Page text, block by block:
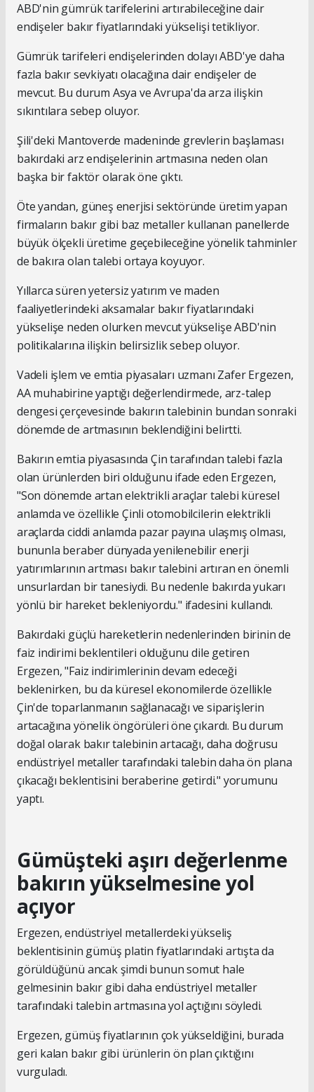
ABD'nin gümrük tarifelerini artırabileceğine dair
endişeler bakır fiyatlarındaki yükselişi tetikliyor.
Gümrük tarifeleri endişelerinden dolayı ABD'ye daha
fazla bakır sevkiyatı olacağına dair endişeler de
mevcut. Bu durum Asya ve Avrupa'da arza ilişkin
sıkıntılara sebep oluyor.
Şili'deki Mantoverde madeninde grevlerin başlaması
bakırdaki arz endişelerinin artmasına neden olan
başka bir faktör olarak öne çıktı.
Öte yandan, güneş enerjisi sektöründe üretim yapan
firmaların bakır gibi baz metaller kullanan panellerde
büyük ölçekli üretime geçebileceğine yönelik tahminler
de bakıra olan talebi ortaya koyuyor.
Yıllarca süren yetersiz yatırım ve maden
faaliyetlerindeki aksamalar bakır fiyatlarındaki
yükselişe neden olurken mevcut yükselişe ABD'nin
politikalarına ilişkin belirsizlik sebep oluyor.
Vadeli işlem ve emtia piyasaları uzmanı Zafer Ergezen,
AA muhabirine yaptığı değerlendirmede, arz-talep
dengesi çerçevesinde bakırın talebinin bundan sonraki
dönemde de artmasının beklendiğini belirtti.
Bakırın emtia piyasasında Çin tarafından talebi fazla
olan ürünlerden biri olduğunu ifade eden Ergezen,
"Son dönemde artan elektrikli araçlar talebi küresel
anlamda ve özellikle Çinli otomobilcilerin elektrikli
araçlarda ciddi anlamda pazar payına ulaşmış olması,
bununla beraber dünyada yenilenebilir enerji
yatırımlarının artması bakır talebini artıran en önemli
unsurlardan bir tanesiydi. Bu nedenle bakırda yukarı
yönlü bir hareket bekleniyordu." ifadesini kullandı.
Bakırdaki güçlü hareketlerin nedenlerinden birinin de
faiz indirimi beklentileri olduğunu dile getiren
Ergezen, "Faiz indirimlerinin devam edeceği
beklenirken, bu da küresel ekonomilerde özellikle
Çin'de toparlanmanın sağlanacağı ve siparişlerin
artacağına yönelik öngörüleri öne çıkardı. Bu durum
doğal olarak bakır talebinin artacağı, daha doğrusu
endüstriyel metaller tarafındaki talebin daha ön plana
çıkacağı beklentisini beraberine getirdi." yorumunu
yaptı.
Gümüşteki aşırı değerlenme
bakırın yükselmesine yol
açıyor
Ergezen, endüstriyel metallerdeki yükseliş
beklentisinin gümüş platin fiyatlarındaki artışta da
görüldüğünü ancak şimdi bunun somut hale
gelmesinin bakır gibi daha endüstriyel metaller
tarafındaki talebin artmasına yol açtığını söyledi.
Ergezen, gümüş fiyatlarının çok yükseldiğini, burada
geri kalan bakır gibi ürünlerin ön plan çıktığını
vurguladı.